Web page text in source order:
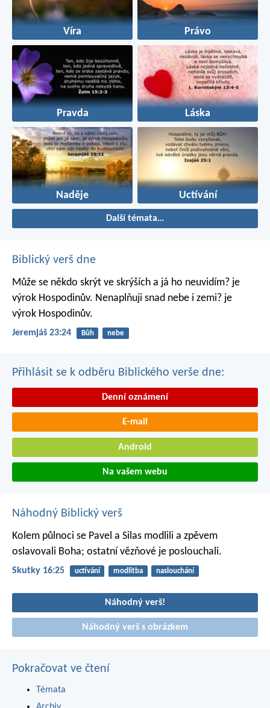
Víra Právo
Pravda Láska
Naděje Uctívání
Další témata…
Biblický verš dne
Může se někdo skrýt ve skrýších a já ho neuvidím? je
výrok Hospodinův. Nenaplňuji snad nebe i zemi? je
výrok Hospodinův.
Jeremjáš 23:24 Bůh nebe
Přihlásit se k odběru Biblického verše dne:
Denní oznámení
E-mail
Android
Na vašem webu
Náhodný Biblický verš
Kolem půlnoci se Pavel a Silas modlili a zpěvem
oslavovali Boha; ostatní vězňové je poslouchali.
Skutky 16:25 uctívání modlitba naslouchání
Náhodný verš!
Náhodný verš s obrázkem
Pokračovat ve čtení
Témata